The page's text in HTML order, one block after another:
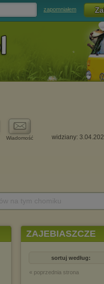
zapomniałem
Wiadomość widziany:
ZAJEBIASZCZE
sortuj według:
« poprzednia strona